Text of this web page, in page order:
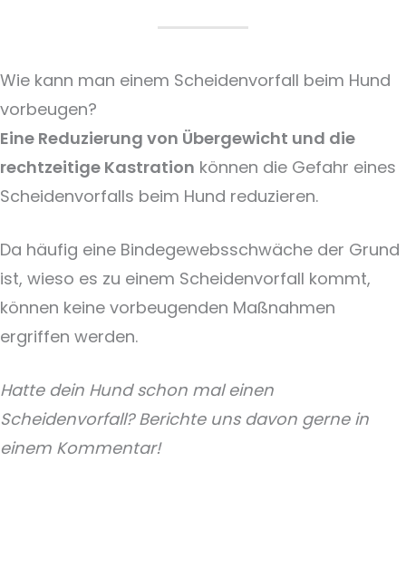
Wie kann man einem Scheidenvorfall beim Hund
vorbeugen?
Eine Reduzierung von Übergewicht und die
rechtzeitige Kastration können die Gefahr eines
Scheidenvorfalls beim Hund reduzieren.
Da häufig eine Bindegewebsschwäche der Grund
ist, wieso es zu einem Scheidenvorfall kommt,
können keine vorbeugenden Maßnahmen
ergriffen werden.
Hatte dein Hund schon mal einen
Scheidenvorfall? Berichte uns davon gerne in
einem Kommentar!